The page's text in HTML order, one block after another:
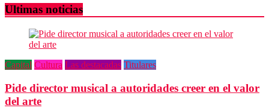
Ultimas noticias
Capital Cultura Las destacadas Titulares
Pide director musical a autoridades creer en el valor
del arte